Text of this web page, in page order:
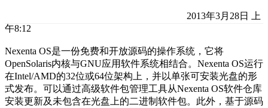
2013年3月28日 上
午8:12
Nexenta OS是一份免费和开放源码的操作系统，它将
OpenSolaris内核与GNU应用软件系统相结合。Nexenta OS运行
在Intel/AMD的32位或64位架构上，并以单张可安装光盘的形
式发布。可以通过高级软件包管理工具从Nexenta OS软件仓库
安装更新及未包含在光盘上的二进制软件包。此外，基于源码